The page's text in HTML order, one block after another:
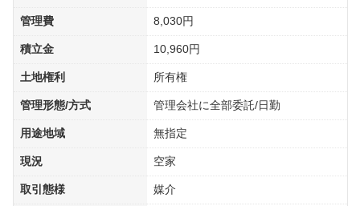
管理費 8,030円
積立金 10,960円
土地権利 所有権
管理形態/方式 管理会社に全部委託/日勤
用途地域 無指定
現況 空家
取引態様 媒介